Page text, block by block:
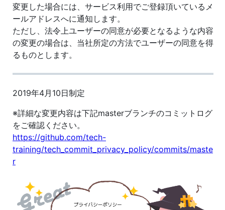
変更した場合には、サービス利用でご登録頂いているメ
ールアドレスへに通知します。
ただし、法令上ユーザーの同意が必要となるような内容
の変更の場合は、当社所定の方法でユーザーの同意を得
るものとします。
2019年4月10日制定
※詳細な変更内容は下記masterブランチのコミットログ
をご確認ください。
https://github.com/tech-
training/tech_commit_privacy_policy/commits/maste
r